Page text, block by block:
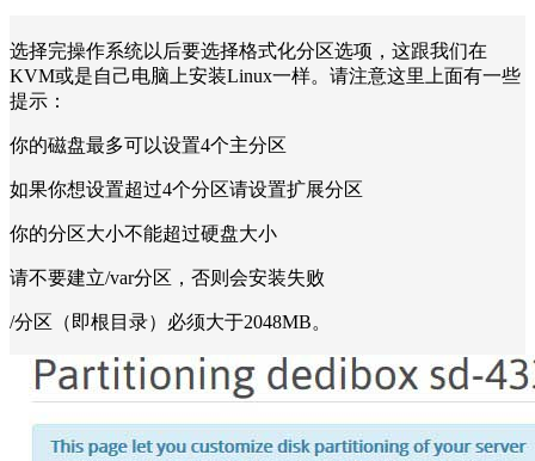
选择完操作系统以后要选择格式化分区选项，这跟我们在
KVM或是自己电脑上安装Linux一样。请注意这里上面有一些
提示：
你的磁盘最多可以设置4个主分区
如果你想设置超过4个分区请设置扩展分区
你的分区大小不能超过硬盘大小
请不要建立/var分区，否则会安装失败
/分区（即根目录）必须大于2048MB。